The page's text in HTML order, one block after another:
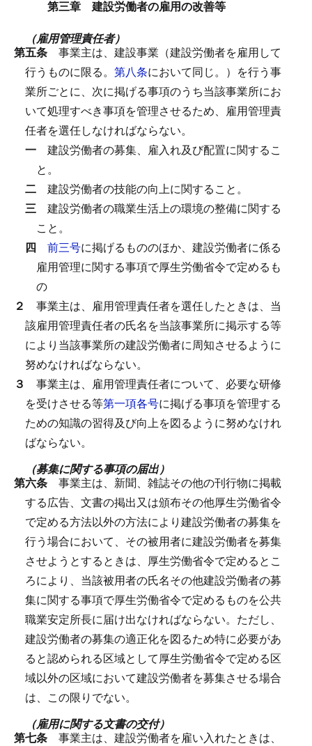
第三章 建設労働者の雇用の改善等
（雇用管理責任者）
第五条 事業主は、建設事業（建設労働者を雇用して
行うものに限る。 第八条において同じ。）を行う事
業所ごとに、次に掲げる事項のうち当該事業所にお
いて処理すべき事項を管理させるため、雇用管理責
任者を選任しなければならない。
一 建設労働者の募集、雇入れ及び配置に関するこ
と。
二 建設労働者の技能の向上に関すること。
三 建設労働者の職業生活上の環境の整備に関する
こと。
四 前三号に掲げるもののほか、建設労働者に係る
雇用管理に関する事項で厚生労働省令で定めるも
の
２ 事業主は、雇用管理責任者を選任したときは、当
該雇用管理責任者の氏名を当該事業所に掲示する等
により当該事業所の建設労働者に周知させるように
努めなければならない。
３ 事業主は、雇用管理責任者について、必要な研修
を受けさせる等第一項各号に掲げる事項を管理する
ための知識の習得及び向上を図るように努めなけれ
ばならない。
（募集に関する事項の届出）
第六条 事業主は、新聞、雑誌その他の刊行物に掲載
する広告、文書の掲出又は頒布その他厚生労働省令
で定める方法以外の方法により建設労働者の募集を
行う場合において、その被用者に建設労働者を募集
させようとするときは、厚生労働省令で定めるとこ
ろにより、当該被用者の氏名その他建設労働者の募
集に関する事項で厚生労働省令で定めるものを公共
職業安定所長に届け出なければならない。 ただし、
建設労働者の募集の適正化を図るため特に必要があ
ると認められる区域として厚生労働省令で定める区
域以外の区域において建設労働者を募集させる場合
は、この限りでない。
（雇用に関する文書の交付）
第七条 事業主は、建設労働者を雇い入れたときは、